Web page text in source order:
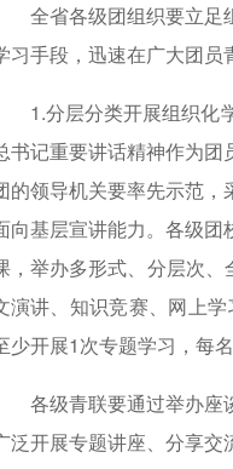
全省各级团组织要立足
习手段，迅速在广大团员
1.分层分类开展组织化学
书记重要讲话精神作为
的领导机关要率先示范
向基层宣讲能力。各级
，举办多形式、分层次
演讲、知识竞赛、网上
少开展1次专题学习，每
各级青联要通过举办座
泛开展专题讲座、分享